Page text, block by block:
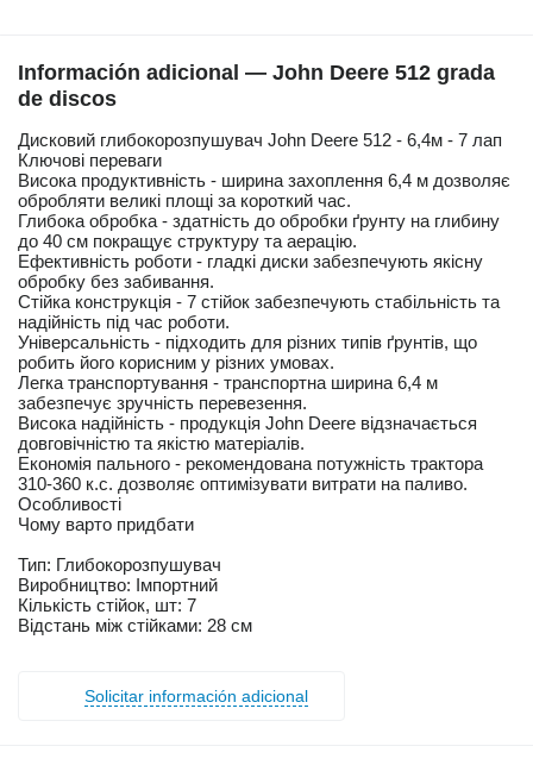
Información adicional — John Deere 512 grada
de discos
Дисковий глибокорозпушувач John Deere 512 - 6,4м - 7 лап
Ключові переваги
Висока продуктивність - ширина захоплення 6,4 м дозволяє
обробляти великі площі за короткий час.
Глибока обробка - здатність до обробки ґрунту на глибину
до 40 см покращує структуру та аерацію.
Ефективність роботи - гладкі диски забезпечують якісну
обробку без забивання.
Стійка конструкція - 7 стійок забезпечують стабільність та
надійність під час роботи.
Універсальність - підходить для різних типів ґрунтів, що
робить його корисним у різних умовах.
Легка транспортування - транспортна ширина 6,4 м
забезпечує зручність перевезення.
Висока надійність - продукція John Deere відзначається
довговічністю та якістю матеріалів.
Економія пального - рекомендована потужність трактора
310-360 к.с. дозволяє оптимізувати витрати на паливо.
Особливості
Чому варто придбати
Тип: Глибокорозпушувач
Виробництво: Імпортний
Кількість стійок, шт: 7
Відстань між стійками: 28 см
Solicitar información adicional